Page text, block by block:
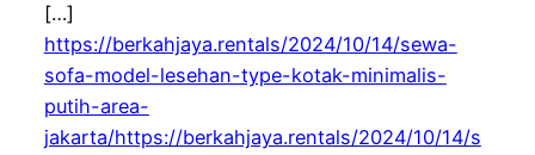
[…]
https://berkahjaya.rentals/2024/10/14/sewa-
sofa-model-lesehan-type-kotak-minimalis-
putih-area-
jakarta/https://berkahjaya.rentals/2024/10/14/s